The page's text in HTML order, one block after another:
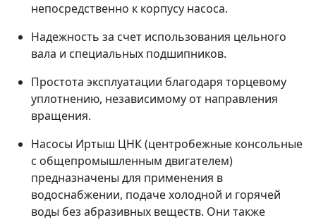
непосредственно к корпусу насоса.
Надежность за счет использования цельного
вала и специальных подшипников.
Простота эксплуатации благодаря торцевому
уплотнению, независимому от направления
вращения.
Насосы Иртыш ЦНК (центробежные консольные
с общепромышленным двигателем)
предназначены для применения в
водоснабжении, подаче холодной и горячей
воды без абразивных веществ. Они также